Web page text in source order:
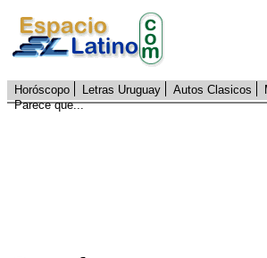
Horóscopo Letras Uruguay Autos Clasicos
Parece que...